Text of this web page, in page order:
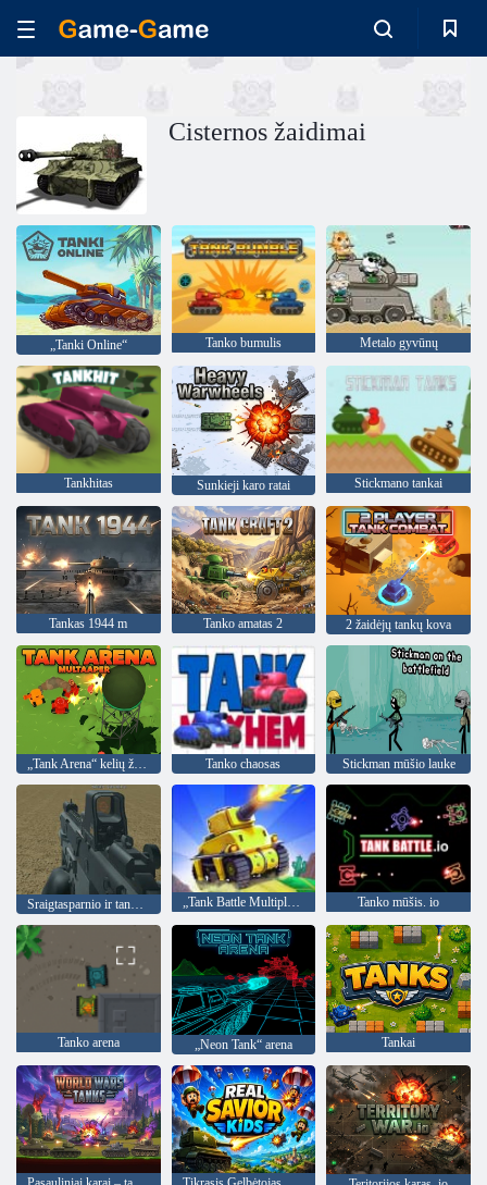
Cisternos žaidimai
„Tanki Online“ Tanko bumulis Metalo gyvūnų
Tankhitas Sunkieji karo ratai Stickmano tankai
Tankas 1944 m Tanko amatas 2 2 žaidėjų tankų kova
„Tank Arena“ kelių žaidėjų žaidimas Tanko chaosas Stickman mūšio lauke
„Tank Battle Multiplayer“ Tanko mūšis. io
Tanko arena „Neon Tank“ arena Tankai